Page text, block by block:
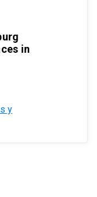
in
y